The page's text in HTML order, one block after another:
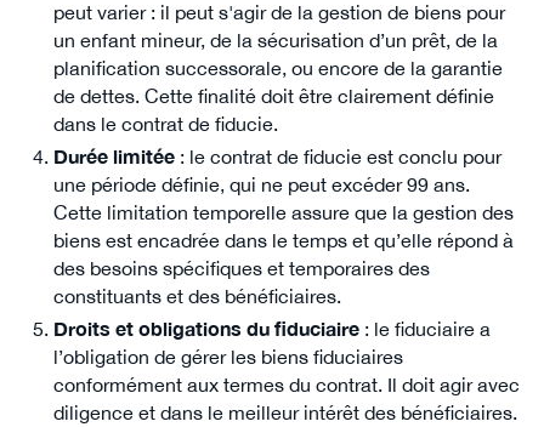
peut varier : il peut s'agir de la gestion de biens pour
un enfant mineur, de la sécurisation d’un prêt, de la
planification successorale, ou encore de la garantie
de dettes. Cette finalité doit être clairement définie
dans le contrat de fiducie.
Durée limitée: le contrat de fiducie est conclu pour
une période définie, qui ne peut excéder 99 ans.
Cette limitation temporelle assure que la gestion des
biens est encadrée dans le temps et qu’elle répond à
des besoins spécifiques et temporaires des
constituants et des bénéficiaires.
Droits et obligations du fiduciaire: le fiduciaire a
l’obligation de gérer les biens fiduciaires
conformément aux termes du contrat. Il doit agir avec
diligence et dans le meilleur intérêt des bénéficiaires.